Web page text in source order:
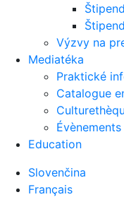
Výzvy na
Mediatéka
Praktické
Catalogue
Évènements
Education
Slovenčina
Français